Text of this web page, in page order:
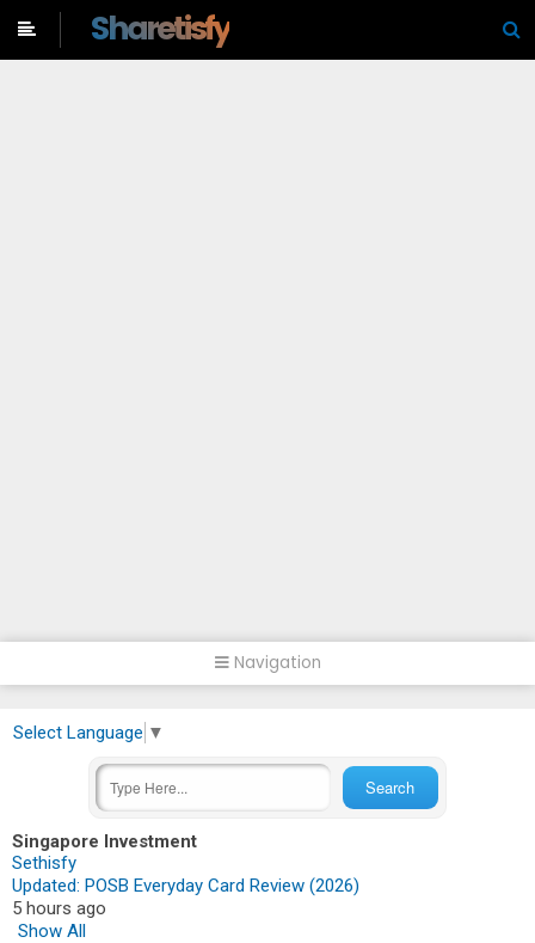
Sharetisfy
Navigation
Select Language ▼
Singapore Investment
Sethisfy
Updated: POSB Everyday Card Review (2026)
5 hours ago
Show All